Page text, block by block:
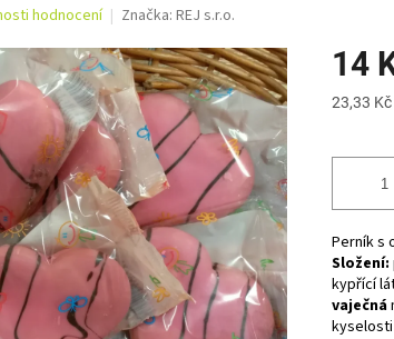
hodnocení Značka: REJ s.r.o.
14
Měrná
23,33
Perník s
Složení:
kypřící
vaječná